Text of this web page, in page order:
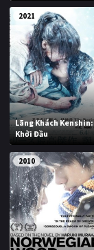
2021
Lãng Khách Kenshin:
Khởi Đầu
2010